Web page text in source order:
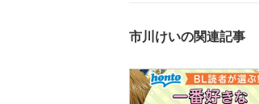
市川けいの関連記事